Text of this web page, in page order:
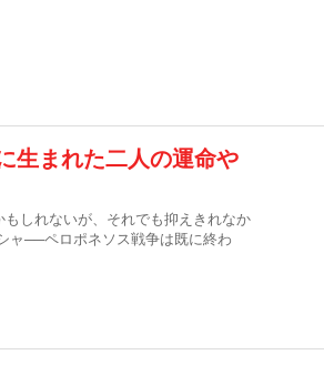
生まれた二人の運命や
しれないが、それでも抑えきれなか
ャ──ペロポネソス戦争は既に終わ